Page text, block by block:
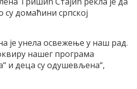
су домаћини српској
је унела освежење у наш рад.
нашег програма
и деца су одушевљена“,